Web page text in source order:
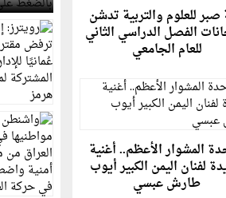
صبر للعلوم والتربية تدشن
الفصل الدراسي الثاني
للعام الجامعي
المشوار الأعظم.. أغنية
لفنان اليمن الكبير أيوب
طارش عبسي